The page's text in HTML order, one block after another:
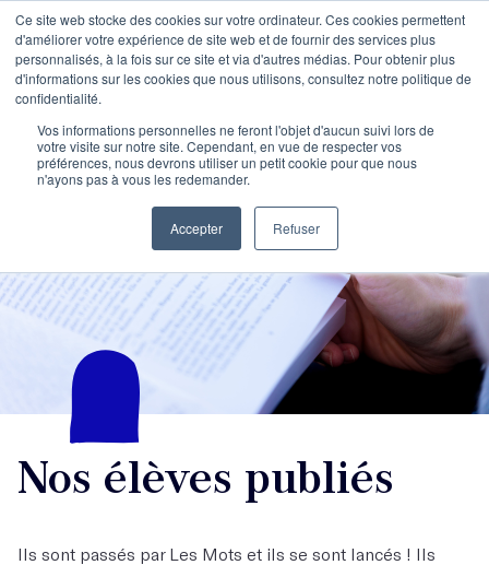
Ce site web stocke des cookies sur votre ordinateur. Ces cookies permettent
d'améliorer votre expérience de site web et de fournir des services plus
personnalisés, à la fois sur ce site et via d'autres médias. Pour obtenir plus
d'informations sur les cookies que nous utilisons, consultez notre politique de
confidentialité.
Vos informations personnelles ne feront l'objet d'aucun suivi lors de
votre visite sur notre site. Cependant, en vue de respecter vos
préférences, nous devrons utiliser un petit cookie pour que nous
n'ayons pas à vous les redemander.
Accepter Refuser
Nos élèves publiés
Ils sont passés par Les Mots et ils se sont lancés ! Ils